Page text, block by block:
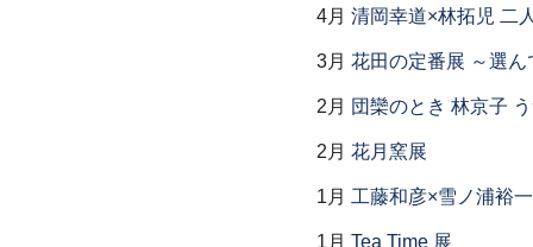
4月 清岡幸道×林拓児 二
3月 花田の定番展 ～選
2月 団欒のとき 林京子
2月 花月窯展
1月 工藤和彦×雪ノ浦裕
1月 Tea Time 展